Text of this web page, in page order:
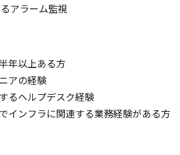
アラーム監視
年以上ある方
アの経験
るヘルプデスク経験
インフラに関連する業務経験がある方